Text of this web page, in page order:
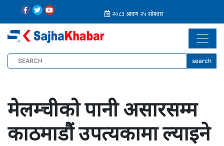
search
मेलम्चीको पानी असारसम्म
काठमाडौं उपत्यकामा ल्याइने